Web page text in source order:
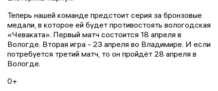
Теперь нашей команде предстоит серия за бронзовые
медали, в которое ей будет противостоять вологодская
«Чеваката». Первый матч состоится 18 апреля в
Вологде. Вторая игра - 23 апреля во Владимире. И если
потребуется третий матч, то он пройдёт 28 апреля в
Вологде.
0+